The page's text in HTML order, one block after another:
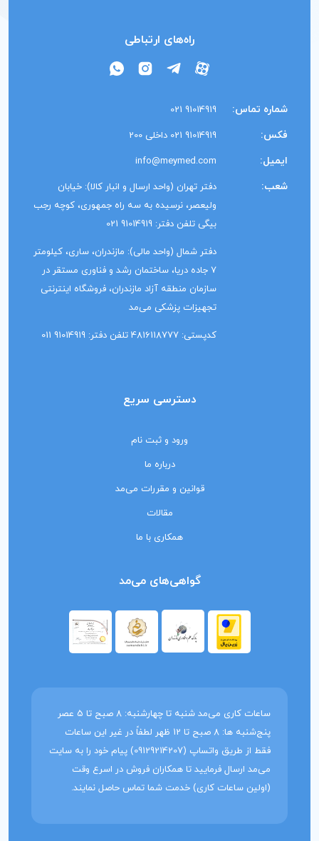
راه‌های ارتباطی
شماره تماس: 91014919 021
فکس: 91014919 021 داخلی 200
ایمیل: info@meymed.com
شعب:
دفتر تهران (واحد ارسال و انبار کالا): خیابان
ولیعصر، نرسیده به سه راه جمهوری، کوچه رجب
بیگی تلفن دفتر: 91014919 021
دفتر شمال (واحد مالی): مازندران، ساری، کیلومتر
7 جاده دریا، ساختمان رشد و فناوری مستقر در
سازمان منطقه آزاد مازندران، فروشگاه اینترنتی
تجهیزات پزشکی می‌مد
کدپستی: 4816118777 تلفن دفتر: 91014919 011
دسترسی سریع
ورود و ثبت نام
درباره ما
قوانین و مقررات می‌مد
مقالات
همکاری با ما
گواهی‌های می‌مد
ساعات کاری می‌مد شنبه تا چهارشنبه: 8 صبح تا 5 عصر
پنج‌شنبه ها: 8 صبح تا 12 ظهر لطفاً در غیر این ساعات
فقط از طریق واتساپ (09129214207) پیام خود را به سایت
می‌مد ارسال فرمایید تا همکاران فروش در اسرع وقت
(اولین ساعات کاری) خدمت شما تماس حاصل نمایند.